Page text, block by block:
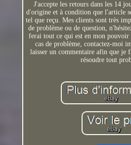
J'accepte les retours dans les 14
d'origine et à condition que l'article
tel que reçu. Mes clients sont très
de problème ou de question,
ferai tout ce qui est en mon
cas de problème, contactez-moi
laisser un commentaire afin que je
résoudre tout